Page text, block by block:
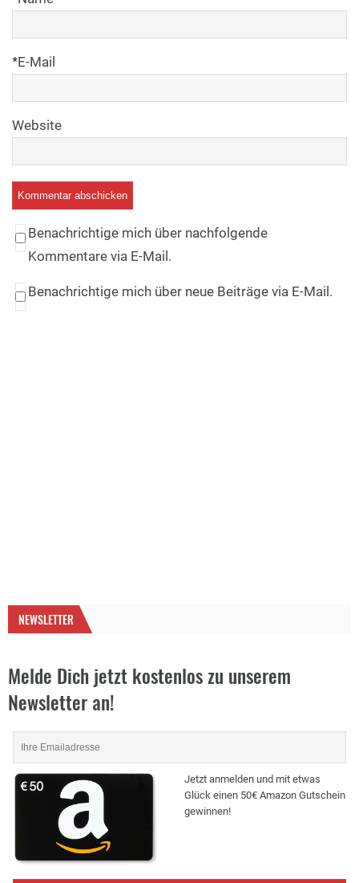
E-Mail
*
Website
Benachrichtige mich über nachfolgende
Kommentare via E-Mail.
Benachrichtige mich über neue Beiträge via E-Mail.
NEWSLETTER
Melde Dich jetzt kostenlos zu unserem
Newsletter an!
Jetzt anmelden und mit etwas
Glück einen 50€ Amazon Gutschein
gewinnen!